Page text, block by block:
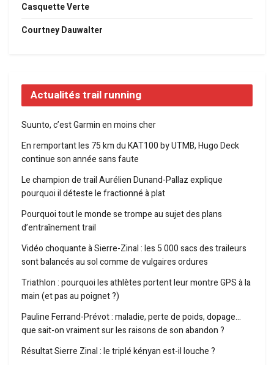
Casquette Verte
Courtney Dauwalter
Actualités trail running
Suunto, c’est Garmin en moins cher
En remportant les 75 km du KAT100 by UTMB, Hugo Deck
continue son année sans faute
Le champion de trail Aurélien Dunand-Pallaz explique
pourquoi il déteste le fractionné à plat
Pourquoi tout le monde se trompe au sujet des plans
d’entraînement trail
Vidéo choquante à Sierre-Zinal : les 5 000 sacs des traileurs
sont balancés au sol comme de vulgaires ordures
Triathlon : pourquoi les athlètes portent leur montre GPS à la
main (et pas au poignet ?)
Pauline Ferrand-Prévot : maladie, perte de poids, dopage…
que sait-on vraiment sur les raisons de son abandon ?
Résultat Sierre Zinal : le triplé kényan est-il louche ?